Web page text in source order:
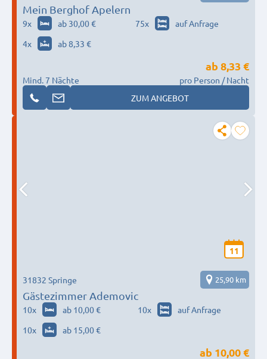
Mein Berghof Apelern
9x ab 30,00 € 75x
auf Anfrage
4x ab 8,33 €
Mind. 7 Nächte
ab 8,33 €
pro Person / Nacht
ZUM ANGEBOT
11
Gästezimmer Ademovic
31832 Springe 25,90 km
10x ab 10,00 € 10x
auf Anfrage
10x ab 15,00 €
ab 10,00 €